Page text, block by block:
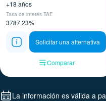
+18 años
Tasa de interés TAE
3787,23%
Solicitar una alternativa
Comparar
La información es válida a